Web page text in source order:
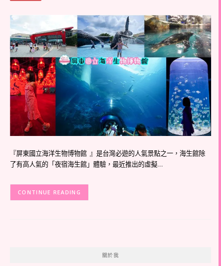
『屏東國立海洋生物博物館 』是台灣必遊的人氣景點之一，海生館除
了有高人氣的「夜宿海生館」體驗，最近推出的虛擬…
CONTINUE READING
關於我